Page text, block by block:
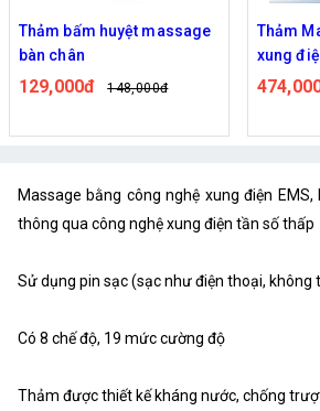
Thảm bấm huyệt massage
bàn chân
129,000đ 148,000đ
Thảm
xung
Massage bằng công nghệ xung điện
thông qua công nghệ xung điện tần số thấp
Sử dụng pin sạc (sạc như điện thoại,
Có 8 chế độ, 19 mức cường độ
Thảm được thiết kế kháng nước, chống